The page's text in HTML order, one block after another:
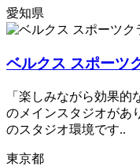
愛知県
ベルクス スポーツ
「楽しみながら効果
のメインスタジオがあ
のスタジオ環境です..
東京都